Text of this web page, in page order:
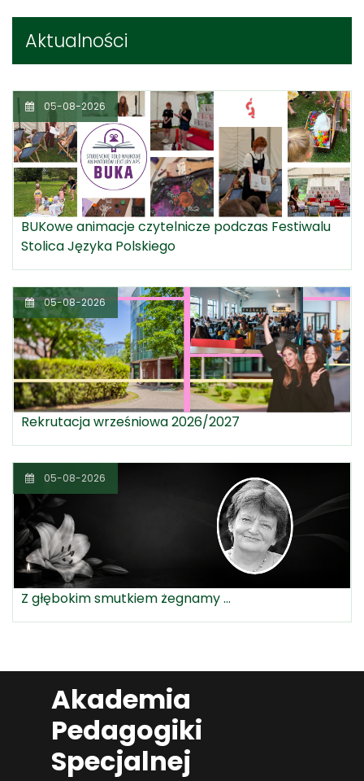
Aktualności
05-08-2026
BUKowe animacje czytelnicze podczas Festiwalu
Stolica Języka Polskiego
05-08-2026
Rekrutacja wrześniowa 2026/2027
05-08-2026
Z głębokim smutkiem żegnamy ...
Akademia
Pedagogiki
Specjalnej